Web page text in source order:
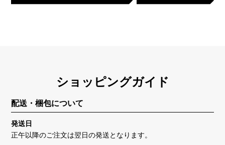
ショッピングガイド
配送・梱包について
発送日
正午以降のご注文は翌日の発送となります。